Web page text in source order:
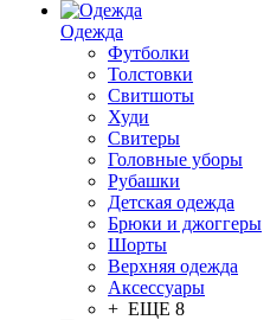
Одежда
Футболки
Толстовки
Свитшоты
Худи
Свитеры
Головные уборы
Рубашки
Детская одежда
Брюки и джоггеры
Шорты
Верхняя одежда
Аксессуары
+ ЕЩЕ 8